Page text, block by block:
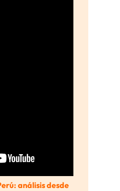
análisis desde